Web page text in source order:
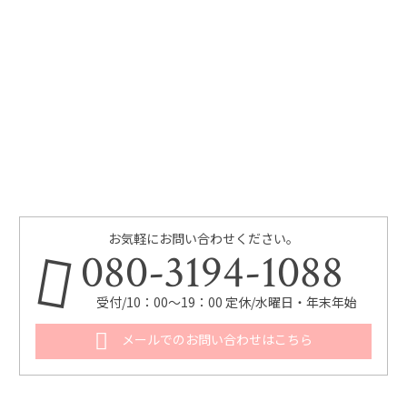
お気軽にお問い合わせください。
080-3194-1088
受付/10：00～19：00 定休/水曜日・年末年始
メールでのお問い合わせはこちら